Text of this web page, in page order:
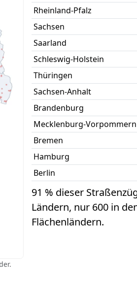
Rheinland-Pfalz
Sachsen
Saarland
Schleswig-Holstein
Thüringen
Sachsen-Anhalt
Brandenburg
Mecklenburg-Vorpommern
Bremen
Hamburg
Berlin
91 % dieser
Ländern, nur 600 in
Flächenländern.